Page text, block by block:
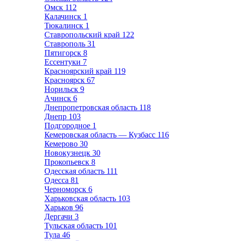
Омск 112
Калачинск 1
Тюкалинск 1
Ставропольский край 122
Ставрополь 31
Пятигорск 8
Ессентуки 7
Красноярский край 119
Красноярск 67
Норильск 9
Ачинск 6
Днепропетровская область 118
Днепр 103
Подгородное 1
Кемеровская область — Кузбасс 116
Кемерово 30
Новокузнецк 30
Прокопьевск 8
Одесская область 111
Одесса 81
Черноморск 6
Харьковская область 103
Харьков 96
Дергачи 3
Тульская область 101
Тула 46